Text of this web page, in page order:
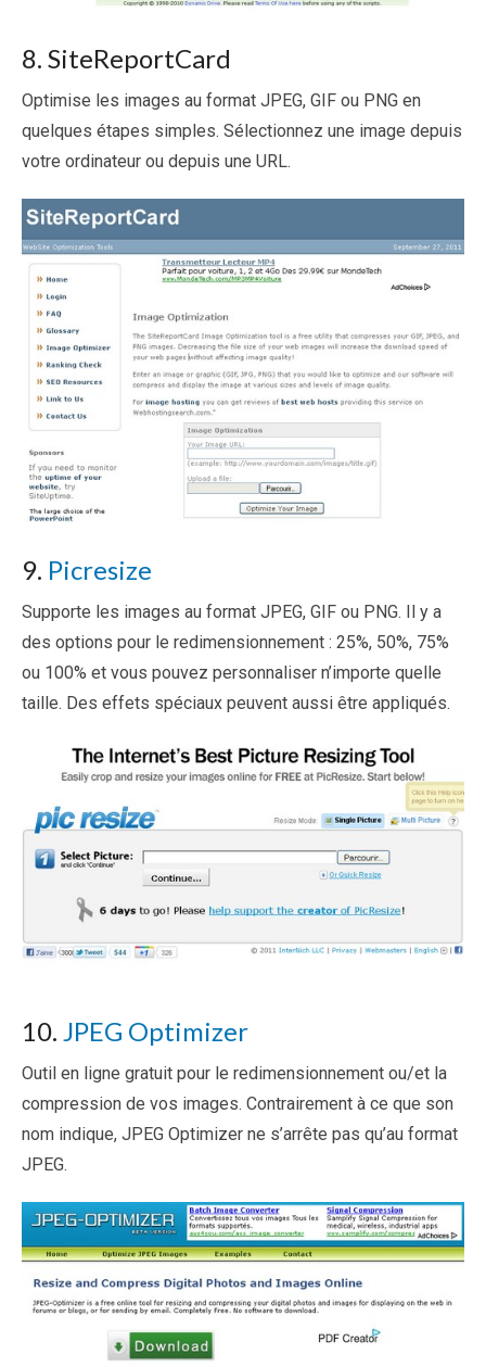
8. SiteReportCard
Optimise les images au format JPEG, GIF ou PNG en
quelques étapes simples. Sélectionnez une image depuis
votre ordinateur ou depuis une URL.
9. Picresize
Supporte les images au format JPEG, GIF ou PNG. Il y a
des options pour le redimensionnement : 25%, 50%, 75%
ou 100% et vous pouvez personnaliser n’importe quelle
taille. Des effets spéciaux peuvent aussi être appliqués.
10. JPEG Optimizer
Outil en ligne gratuit pour le redimensionnement ou/et la
compression de vos images. Contrairement à ce que son
nom indique, JPEG Optimizer ne s’arrête pas qu’au format
JPEG.